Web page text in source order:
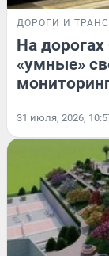
ДОРОГИ И
На
«умные»
31 июля, 2026,